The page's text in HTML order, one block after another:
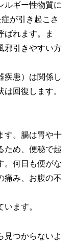
ルギー性物質に
が引き起こさ
ばれます。ま
邪引きやすい方
疾患）は関係し
回復します。
す。腸は胃や十
ため、便秘で起
。何日も便がな
痛み、お腹の不
ます。
見つからないよ